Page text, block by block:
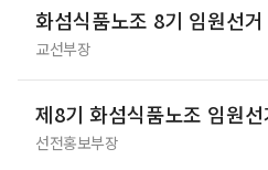
화섬식품노조 8기 임원선
교선부장
선전홍보부장